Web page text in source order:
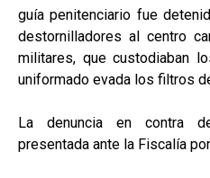
guía penitenciario fue
destornilladores al centro
militares, que custodiaban
uniformado evada los filtros
La denuncia en contra
presentada ante la Fiscalía